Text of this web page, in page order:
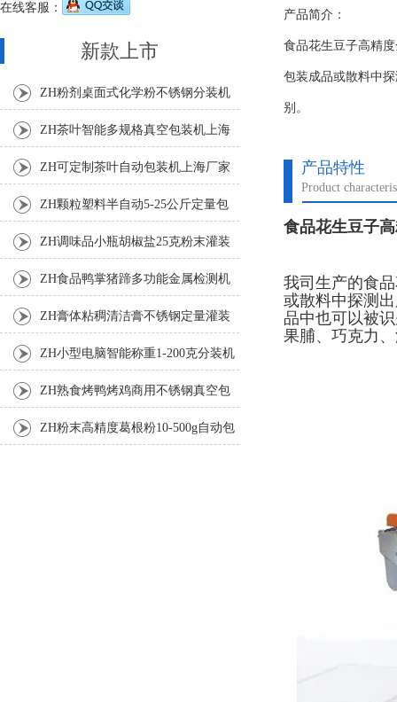
产品简介：
食品花生豆子高精
包装成品或散料中
别。
产品特性
Product
食品花生豆子
我司生产的食
或散料中探测
品中也可以被
果脯、巧克力
在线客服：
新款上市
ZH粉剂桌面式化学粉不锈钢分装机
ZH茶叶智能多规格真空包装机上海
厂家 ZH可定制茶叶自动包装机上海厂家
ZH颗粒塑料半自动5-25公斤定量包
装机 ZH调味品小瓶胡椒盐25克粉末灌装
ZH食品鸭掌猪蹄多功能金属检测机
ZH膏体粘稠清洁膏不锈钢定量灌装
机厂家 ZH小型电脑智能称重1-200克分装机
ZH熟食烤鸭烤鸡商用不锈钢真空包
装机 ZH粉末高精度葛根粉10-500g自动包